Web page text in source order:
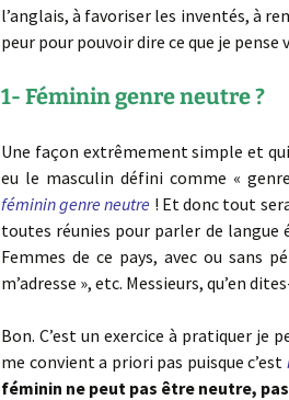
l’anglais, à favoriser les inventés, à
peur pour pouvoir dire ce que je pense
1- Féminin genre neutre ?
Une façon extrêmement simple et
eu le masculin défini comme «
féminin genre neutre ! Et donc tout
toutes réunies pour parler de langue
Femmes de ce pays, avec ou sans
m’adresse », etc. Messieurs, qu’en
Bon. C’est un exercice à pratiquer
me convient a priori pas puisque c’est
féminin ne peut pas être neutre,